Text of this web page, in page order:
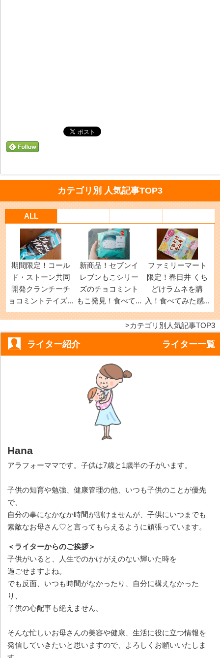
カテゴリ別 人気記事TOP3
ALL
期間限定！コール
ド・ストーン共同
開発クランチーチ
ョコミントテイズ...
新商品！セブンイ
レブンもこシリー
ズのチョコミント
もこ発見！食べて...
ファミリーマート
限定！春日井 くち
どけラムネを購
入！食べてみた感...
カテゴリ別人気記事TOP3
ライター紹介 ライター一覧
Hana
アラフォーママです。子供は7歳と1歳半の子がいます。
子供の知育や勉強、健康管理の他、いつも子供のことが優先
で、
自分の事になかなか時間が割けませんが、子供にいつまでも
素敵なお母さん♡と言ってもらえるように頑張っています。
＜ライターからのご挨拶＞
子供がいると、人生でのかけがえのない輝いた時を
過ごせますよね。
でも反面、いつも時間がなかったり、自分に構えなかった
り、
子供の心配事も絶えません。
そんな忙しいお母さんの美容や健康、生活に役に立つ情報を
発信していきたいと思いますので、よろしくお願いいたしま